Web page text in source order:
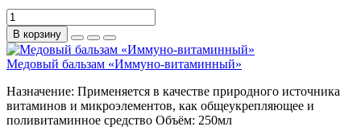
В корзину
Медовый бальзам «Иммуно-витаминный»
Назначение: Применяется в качестве природного источника
витаминов и микроэлементов, как общеукрепляющее и
поливитаминное средство Объём: 250мл